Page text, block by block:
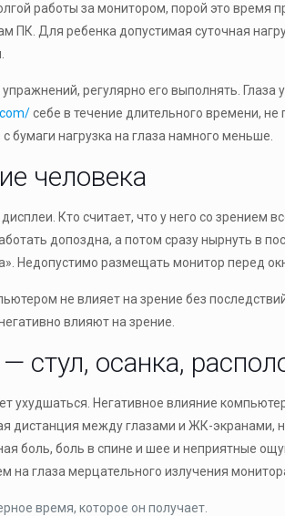
работы за монитором, порой это время
Для ребенка допустимая суточная
регулярно его выполнять.
себе в течение длительного времени,
бумаги нагрузка на глаза намного меньше.
человека
Кто считает, что у него со зрением
допоздна, а потом сразу нырнуть в
Недопустимо размещать монитор перед
не влияет на зрение без
влияют на зрение.
стул, осанка,
ухудшаться. Негативное влияние
дистанция между глазами и ЖК-экранами,
боль, боль в спине и шее и неприятные
на глаза мерцательного излучения
время, которое он получает.